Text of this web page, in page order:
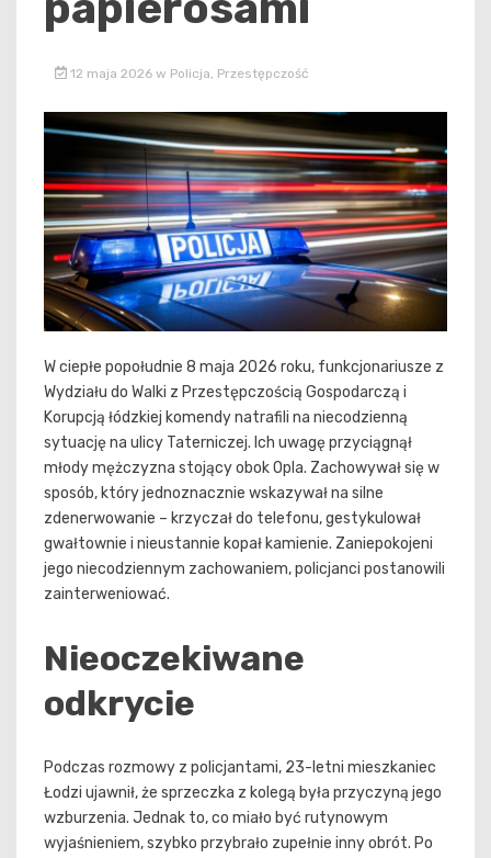
12 maja 2026 w Policja Przestępczość
W ciepłe popołudnie 8 maja 2026 roku, funkcjonariusze z
Wydziału do Walki z Przestępczością Gospodarczą i
Korupcją łódzkiej komendy natrafili na niecodzienną
sytuację na ulicy Taterniczej. Ich uwagę przyciągnął
młody mężczyzna stojący obok Opla. Zachowywał się w
sposób, który jednoznacznie wskazywał na silne
zdenerwowanie – krzyczał do telefonu, gestykulował
gwałtownie i nieustannie kopał kamienie. Zaniepokojeni
jego niecodziennym zachowaniem, policjanci postanowili
zainterweniować.
Nieoczekiwane
odkrycie
Podczas rozmowy z policjantami, 23-letni mieszkaniec
Łodzi ujawnił, że sprzeczka z kolegą była przyczyną jego
wzburzenia. Jednak to, co miało być rutynowym
wyjaśnieniem, szybko przybrało zupełnie inny obrót. Po